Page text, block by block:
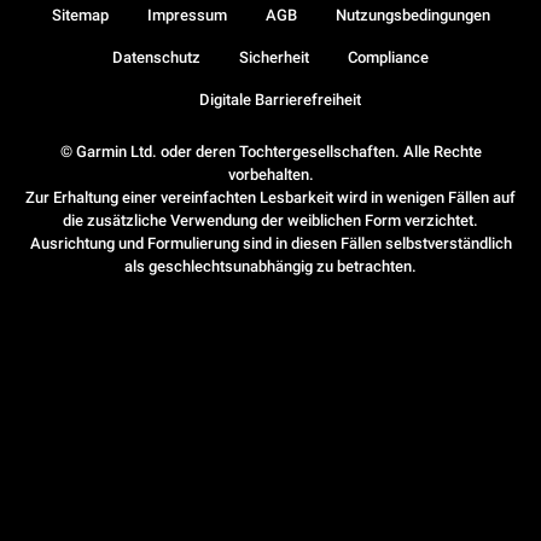
© Garmin Ltd. oder deren Tochtergesellschaften. Alle Rechte
vorbehalten.
Zur Erhaltung einer vereinfachten Lesbarkeit wird in wenigen Fällen auf
die zusätzliche Verwendung der weiblichen Form verzichtet.
Ausrichtung und Formulierung sind in diesen Fällen selbstverständlich
als geschlechtsunabhängig zu betrachten.
Sitemap Impressum AGB Nutzungsbedingungen
Datenschutz Sicherheit Compliance
Digitale Barrierefreiheit